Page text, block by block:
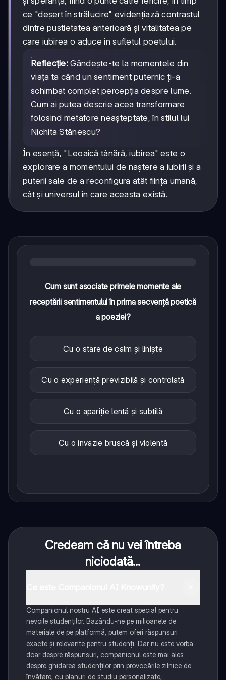
ce "deșert în strălucire" evidențiază contrastul
dintre pustietatea anterioară și vitalitatea pe
care iubirea o aduce în sufletul poetului.
Reflecție: Gândește-te la momentele din
viața ta când un sentiment puternic ți-a
schimbat complet percepția despre lume.
Cum ai putea descrie acea transformare
folosind metafore neașteptate, în stilul lui
Nichita Stănescu?
În esență, "Leoaică tânără, iubirea" este o
explorare a momentului de naștere a iubirii și a
puterii sale de a reconfigura atât ființa umană,
cât și universul în care aceasta există.
Cum sunt asociate primele momente ale
receptării sentimentului în prima secvență poetică
a poeziei?
Cu o stare de calm și liniște
Cu o experiență previzibilă și controlată
Cu o apariție lentă și subtilă
Cu o invazie bruscă și violentă
Credeam că nu vei întreba
niciodată...
Companionul nostru AI este creat special pentru
nevoile studenților. Bazându-ne pe milioanele de
materiale de pe platformă, putem oferi răspunsuri
exacte și relevante pentru studenți. Dar nu este vorba
doar despre răspunsuri, companionul este mai ales
despre ghidarea studenților prin provocările zilnice de
învățare, cu planuri de studiu personalizate,